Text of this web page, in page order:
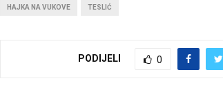
HAJKA NA VUKOVE TESLIĆ
PODIJELI 0